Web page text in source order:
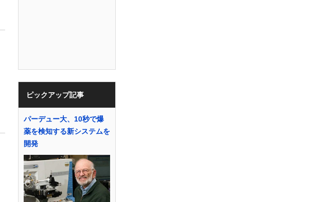
ピックアップ記事
パーデュー大、10秒で爆
薬を検知する新システムを
開発